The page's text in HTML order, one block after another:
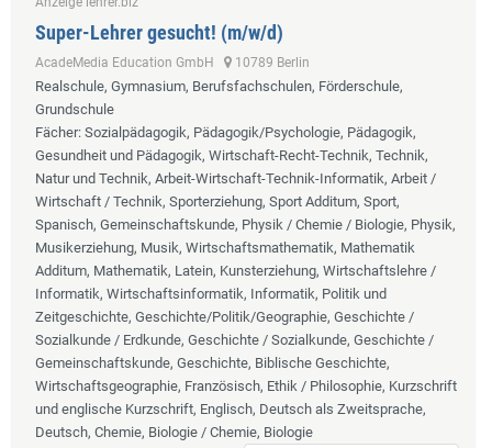
Super-Lehrer gesucht! (m/w/d)
AcadeMedia Education GmbH 10789 Berlin
Realschule, Gymnasium, Berufsfachschulen, Förderschule,
Grundschule
Fächer: Sozialpädagogik, Pädagogik/Psychologie, Pädagogik,
Gesundheit und Pädagogik, Wirtschaft-Recht-Technik, Technik,
Natur und Technik, Arbeit-Wirtschaft-Technik-Informatik, Arbeit /
Wirtschaft / Technik, Sporterziehung, Sport Additum, Sport,
Spanisch, Gemeinschaftskunde, Physik / Chemie / Biologie, Physik,
Musikerziehung, Musik, Wirtschaftsmathematik, Mathematik
Additum, Mathematik, Latein, Kunsterziehung, Wirtschaftslehre /
Informatik, Wirtschaftsinformatik, Informatik, Politik und
Zeitgeschichte, Geschichte/Politik/Geographie, Geschichte /
Sozialkunde / Erdkunde, Geschichte / Sozialkunde, Geschichte /
Gemeinschaftskunde, Geschichte, Biblische Geschichte,
Wirtschaftsgeographie, Französisch, Ethik / Philosophie, Kurzschrift
und englische Kurzschrift, Englisch, Deutsch als Zweitsprache,
Deutsch, Chemie, Biologie / Chemie, Biologie